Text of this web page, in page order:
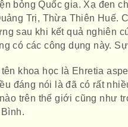
bỏng Quốc gia. Xạ đen
Trị, Thừa Thiên Huế.
sau khi kết quả nghiên
có các công dụng này.
khoa học là Ehretia
đáng nói là đã có rất
trên thế giới cũng như